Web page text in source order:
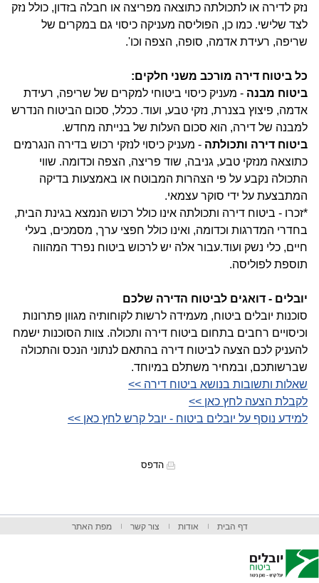
נזק לדירה או לתכולתה כתוצאה מפריצה או חבלה בזדון, כולל נזק
לצד שלישי. כמו כן, הפוליסה מעניקה כיסוי גם במקרים של
שריפה, רעידת אדמה, סופה, הצפה וכו'.
כל ביטוח דירה מורכב משני חלקים:
ביטוח מבנה - מעניק כיסוי ביטוחי למקרים של שריפה, רעידת
אדמה, פיצוץ בצנרת, נזקי טבע, ועוד. ככלל, סכום הביטוח הנדרש
למבנה של דירה, הוא סכום העלות של בנייתה מחדש.
ביטוח דירה ותכולתה - מעניק כיסוי לנזקי רכוש בדירה הנגרמים
כתוצאה מנזקי טבע, גניבה, שוד פריצה, הצפה וכדומה. שווי
התכולה נקבע על פי הצהרות המבוטח או באמצעות בדיקה
המתבצעת על ידי סוקר עצמאי.
*זכרו - ביטוח דירה ותכולתה אינו כולל רכוש הנמצא בגינת הבית,
בחדרי המדרגות וכדומה, ואינו כולל חפצי ערך, מסמכים, בעלי
חיים, כלי נשק ועוד.עבור אלה יש לרכוש ביטוח נפרד המהווה
תוספת לפוליסה.
יובלים - דואגים לביטוח הדירה שלכם
סוכנות יובלים ביטוח, מעמידה לרשות לקוחותיה מגוון פתרונות
וכיסויים רחבים בתחום ביטוח דירה ותכולה. צוות הסוכנות ישמח
להעניק לכם הצעה לביטוח דירה בהתאם לנתוני הנכס והתכולה
שברשותכם, ובמחיר משתלם במיוחד.
שאלות ותשובות בנושא ביטוח דירה >>
לקבלת הצעה לחץ כאן >>
למידע נוסף על יובלים ביטוח - יובל קרש לחץ כאן >>
הדפס
דף הבית אודות צור קשר מפת האתר